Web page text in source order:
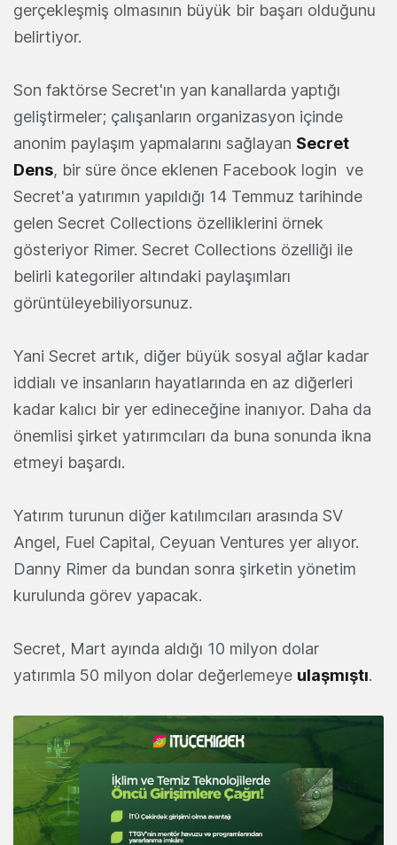
gerçekleşmiş olmasının büyük bir başarı olduğunu
belirtiyor.
Son faktörse Secret'ın yan kanallarda yaptığı
geliştirmeler; çalışanların organizasyon içinde
anonim paylaşım yapmalarını sağlayan Secret
Dens, bir süre önce eklenen Facebook login ve
Secret'a yatırımın yapıldığı 14 Temmuz tarihinde
gelen Secret Collections özelliklerini örnek
gösteriyor Rimer. Secret Collections özelliği ile
belirli kategoriler altındaki paylaşımları
görüntüleyebiliyorsunuz.
Yani Secret artık, diğer büyük sosyal ağlar kadar
iddialı ve insanların hayatlarında en az diğerleri
kadar kalıcı bir yer edineceğine inanıyor. Daha da
önemlisi şirket yatırımcıları da buna sonunda ikna
etmeyi başardı.
Yatırım turunun diğer katılımcıları arasında SV
Angel, Fuel Capital, Ceyuan Ventures yer alıyor.
Danny Rimer da bundan sonra şirketin yönetim
kurulunda görev yapacak.
Secret, Mart ayında aldığı 10 milyon dolar
yatırımla 50 milyon dolar değerlemeye ulaşmıştı.